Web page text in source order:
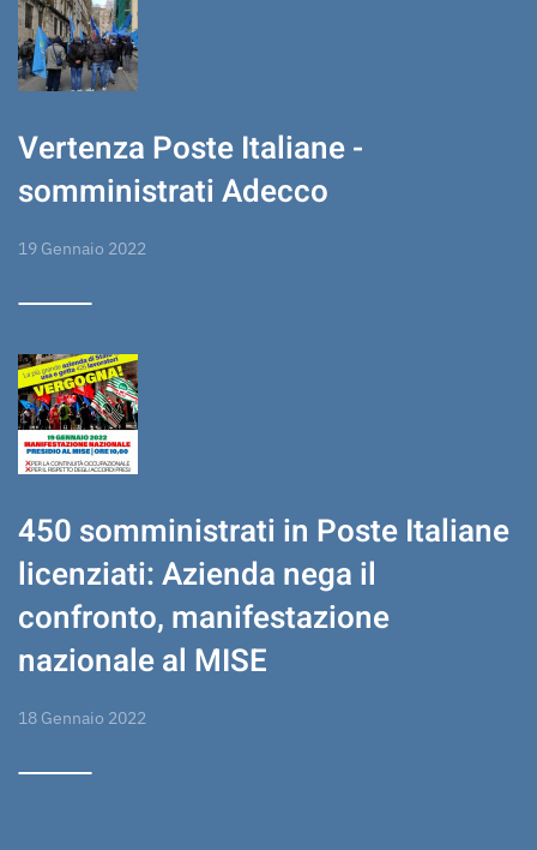
Vertenza Poste Italiane -
somministrati Adecco
19 Gennaio 2022
450 somministrati in Poste Italiane
licenziati: Azienda nega il
confronto, manifestazione
nazionale al MISE
18 Gennaio 2022